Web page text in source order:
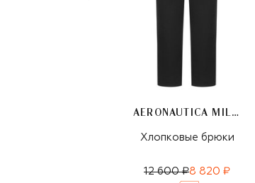
AERONAUTICA MILITARE
Хлопковые брюки
12 600 ₽8 820 ₽